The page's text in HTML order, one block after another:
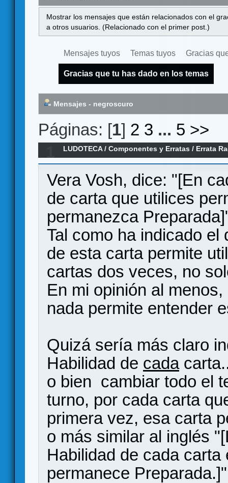
Mostrar los mensajes que están relacionados con el
a otros usuarios. (Relacionado con el primer post.)
Mensajes tuyos Temas tuyos Gracias
Gracias que tu has dado en los temas
Mensajes - negroscuro
Páginas: [1] 2 3 ... 5 >>
LUDOTECA/Componentes y Erratas / Errata
español)
Vera Vosh, dice: "[En
de carta que utilices
permanezca
Tal como ha indicado
de esta carta permite
cartas dos veces, no
En mi opinión al
nada permite entender
Quizá sería más claro
Habilidad de cada
o bien cambiar todo el
turno, por cada carta
primera vez, esa carta
o más similar al inglés
Habilidad de cada
permanece